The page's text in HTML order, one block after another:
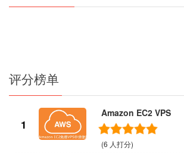
评分榜单
1
Amazon EC2 VPS
(6 人打分)